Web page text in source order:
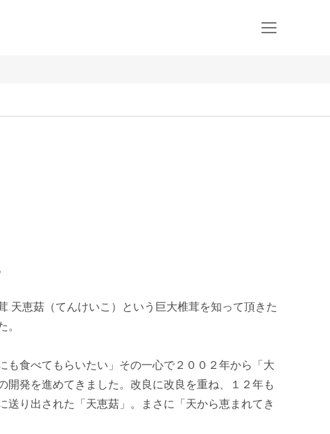
天恵菇（てんけいこ）という巨大椎茸を知って頂きた
。
も食べてもらいたい」その一心で２００２年から「大
開発を進めてきました。改良に改良を重ね、１２年も
送り出された「天恵菇」。まさに「天から恵まれてき